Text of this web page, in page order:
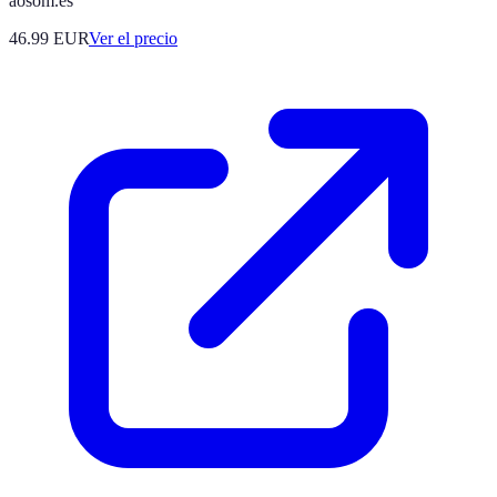
46.99 EURVer el precio